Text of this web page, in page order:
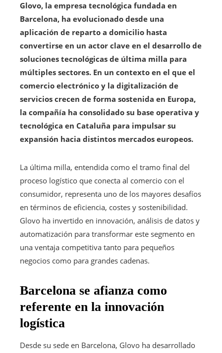
Glovo, la empresa tecnológica fundada en
Barcelona, ha evolucionado desde una
aplicación de reparto a domicilio hasta
convertirse en un actor clave en el desarrollo de
soluciones tecnológicas de última milla para
múltiples sectores. En un contexto en el que el
comercio electrónico y la digitalización de
servicios crecen de forma sostenida en Europa,
la compañía ha consolidado su base operativa y
tecnológica en Cataluña para impulsar su
expansión hacia distintos mercados europeos.
La última milla, entendida como el tramo final del
proceso logístico que conecta al comercio con el
consumidor, representa uno de los mayores desafíos
en términos de eficiencia, costes y sostenibilidad.
Glovo ha invertido en innovación, análisis de datos y
automatización para transformar este segmento en
una ventaja competitiva tanto para pequeños
negocios como para grandes cadenas.
Barcelona se afianza como
referente en la innovación
logística
Desde su sede en Barcelona, Glovo ha desarrollado